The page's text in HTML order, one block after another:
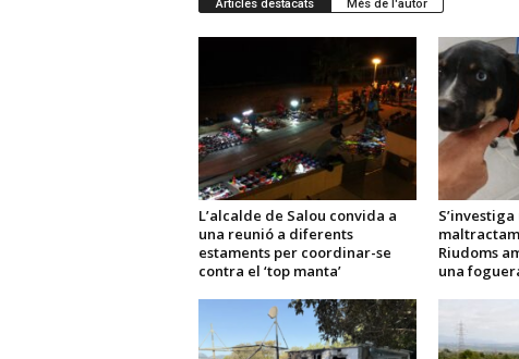
Articles destacats Més de l'autor
L’alcalde de Salou convida a
una reunió a diferents
estaments per coordinar-se
contra el ‘top manta’
Riudoms
una